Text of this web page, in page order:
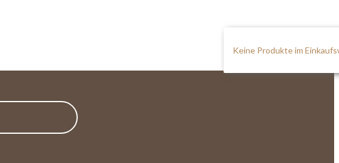
Keine Produkte im